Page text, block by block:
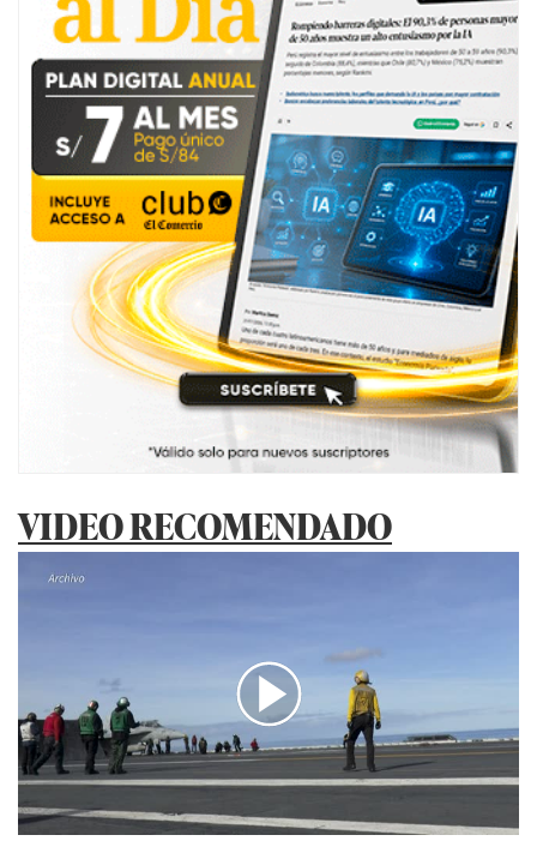
VIDEO RECOMENDADO
00:00/02:12